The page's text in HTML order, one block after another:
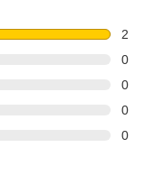
2
0
0
0
0